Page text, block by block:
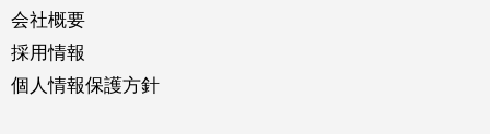
会社概要
採用情報
個人情報保護方針